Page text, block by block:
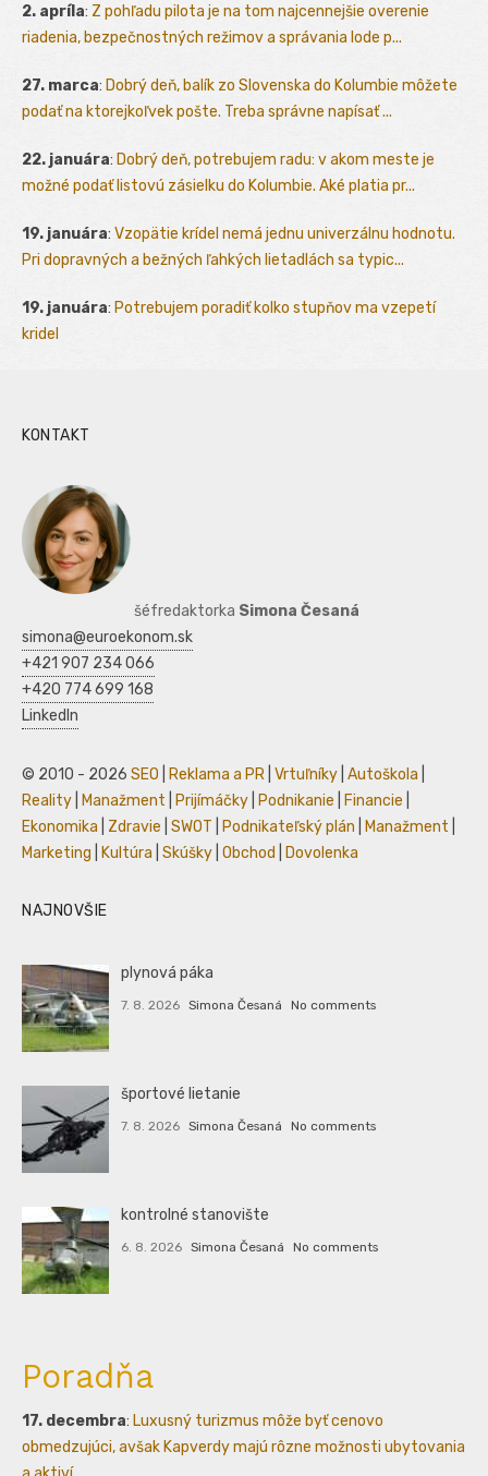
2. apríla: Z pohľadu pilota je na tom najcennejšie overenie
riadenia, bezpečnostných režimov a správania lode p...
27. marca: Dobrý deň, balík zo Slovenska do Kolumbie môžete
podať na ktorejkoľvek pošte. Treba správne napísať ...
22. januára: Dobrý deň, potrebujem radu: v akom meste je
možné podať listovú zásielku do Kolumbie. Aké platia pr...
19. januára: Vzopätie krídel nemá jednu univerzálnu hodnotu.
Pri dopravných a bežných ľahkých lietadlách sa typic...
19. januára: Potrebujem poradiť kolko stupňov ma vzepetí
kridel
KONTAKT
šéfredaktorka Simona Česaná
simona@euroekonom.sk
+421 907 234 066
+420 774 699 168
LinkedIn
© 2010 - 2026 SEO Reklama a PR Vrtuľníky Autoškola
Reality
Manažment Prijímáčky Podnikanie Financie
Ekonomika
Zdravie SWOT Podnikateľský plán Manažment
Marketing
Kultúra Skúšky Obchod Dovolenka
NAJNOVŠIE
plynová páka
7. 8. 2026 Simona Česaná No comments
športové lietanie
7. 8. 2026 Simona Česaná No comments
kontrolné stanovište
6. 8. 2026 Simona Česaná No comments
Poradňa
17. decembra: Luxusný turizmus môže byť cenovo
obmedzujúci, avšak Kapverdy majú rôzne možnosti ubytovania